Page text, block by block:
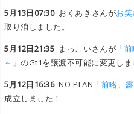
5月13日07:30おくあきさんがお
取り消しました。
5月12日21:35 まっこいさんが 「
～」のGt1を譲渡不可能に変更しま
5月12日16:36NO PLAN 「前略、
成立しました！